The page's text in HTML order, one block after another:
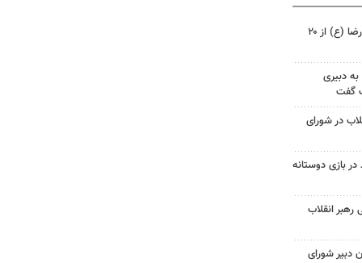
زائربرهای برقی حرم مطهر امام رضا (ع) از ۲۰
دبیری
گفت
در شورای
بازی دوستانه
انقلاب
دبیر شورای